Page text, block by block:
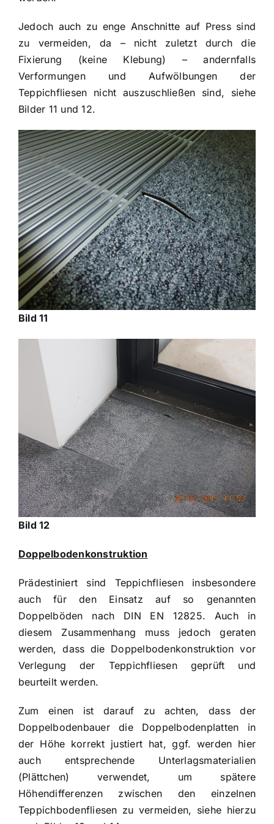
Jedoch auch zu enge Anschnitte auf Press sind
zu vermeiden, da – nicht zuletzt durch die
Fixierung (keine Klebung) – andernfalls
Verformungen und Aufwölbungen der
Teppichfliesen nicht auszuschließen sind, siehe
Bilder 11 und 12.
Bild 11
Bild 12
Doppelbodenkonstruktion
Prädestiniert sind Teppichfliesen insbesondere
auch für den Einsatz auf so genannten
Doppelböden nach DIN EN 12825. Auch in
diesem Zusammenhang muss jedoch geraten
werden, dass die Doppelbodenkonstruktion vor
Verlegung der Teppichfliesen geprüft und
beurteilt werden.
Zum einen ist darauf zu achten, dass der
Doppelbodenbauer die Doppelbodenplatten in
der Höhe korrekt justiert hat, ggf. werden hier
auch entsprechende Unterlagsmaterialien
(Plättchen) verwendet, um spätere
Höhendifferenzen zwischen den einzelnen
Teppichbodenfliesen zu vermeiden, siehe hierzu